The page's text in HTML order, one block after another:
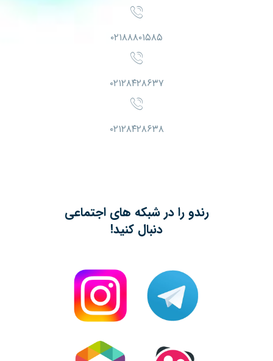
۰۲۱۸۸۸۰۱۵۸۵
۰۲۱۲۸۴۲۸۶۳۷
۰۲۱۲۸۴۲۸۶۳۸
رندو را در شبکه های اجتماعی
دنبال کنید!